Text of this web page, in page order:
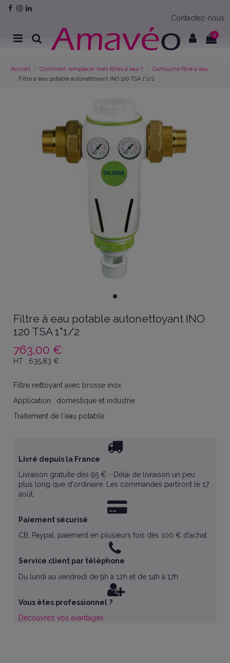
Contactez-nous
0
Accueil Comment remplacer mes filtres à eau ?
Cartouche filtre à eau
Filtre à eau potable autonettoyant INO 120 TSA 1"1/2
Filtre à eau potable autonettoyant INO
120 TSA 1"1/2
763,00 €
HT : 635,83€
Filtre nettoyant avec brosse inox
Application : domestique et industrie
Traitement de l'eau potable
Livré depuis la France
Livraison gratuite dès 95 € - Délai de livraison un peu
plus long que d'ordinaire. Les commandes partiront le 17
août.
Paiement sécurisé
CB, Paypal, paiement en plusieurs fois dès 100 € d'achat
Service client par téléphone
Du lundi au vendredi de 9h à 12h et de 14h à 17h
Vous êtes professionnel ?
Découvrez vos avantages